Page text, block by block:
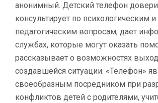
анонимный. Детский телефон
консультирует по психологическим и
педагогическим вопросам, дает
службах, которые могут оказать
рассказывает о возможностях
создавшейся ситуации. «Телефон»
своеобразным посредником при
конфликтов детей с родителями,